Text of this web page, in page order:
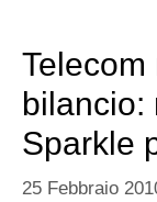
bilancio:
Sparkle
25 Febbraio